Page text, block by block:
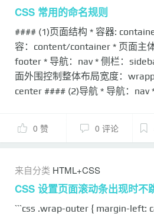
CSS 常用的命名规则
#### (1)页面结构 * 容器:
容：content/container * 页面主
footer * 导航：nav * 侧栏：
面外围控制整体布局宽度：
center #### (2)导航 * 导航：nav
导航：leftsidebar * 右导航：
* 子菜单：submenu * 标题: title
录条：loginbar * 注册：regsiter
0 赞 0 评论
来自分类 HTML+CSS
CSS 设置页面滚动条出现时不
```css .wrap-outer { margin-left: